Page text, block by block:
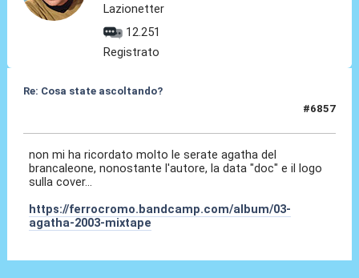
Lazionetter
12.251
Registrato
Re: Cosa state ascoltando?
#6857
non mi ha ricordato molto le serate agatha del
brancaleone, nonostante l'autore, la data "doc" e il logo
sulla cover...
https://ferrocromo.bandcamp.com/album/03-
agatha-2003-mixtape